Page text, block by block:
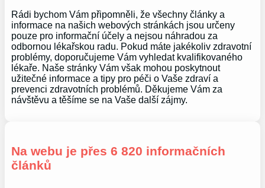
Rádi bychom Vám připomněli, že všechny články a
informace na našich webových stránkách jsou určeny
pouze pro informační účely a nejsou náhradou za
odbornou lékařskou radu. Pokud máte jakékoliv zdravotní
problémy, doporučujeme Vám vyhledat kvalifikovaného
lékaře. Naše stránky Vám však mohou poskytnout
užitečné informace a tipy pro péči o Vaše zdraví a
prevenci zdravotních problémů. Děkujeme Vám za
návštěvu a těšíme se na Vaše další zájmy.
Na webu je přes 6 820 informačních
článků